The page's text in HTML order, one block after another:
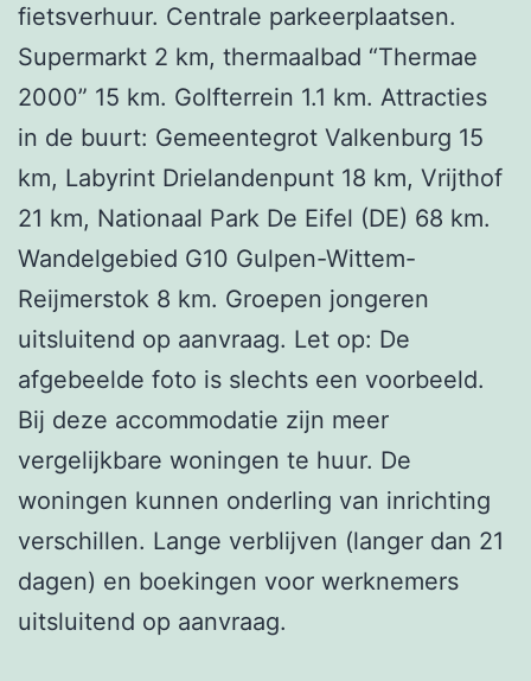
fietsverhuur. Centrale parkeerplaatsen.
Supermarkt 2 km, thermaalbad “Thermae
2000” 15 km. Golfterrein 1.1 km. Attracties
in de buurt: Gemeentegrot Valkenburg 15
km, Labyrint Drielandenpunt 18 km, Vrijthof
21 km, Nationaal Park De Eifel (DE) 68 km.
Wandelgebied G10 Gulpen-Wittem-
Reijmerstok 8 km. Groepen jongeren
uitsluitend op aanvraag. Let op: De
afgebeelde foto is slechts een voorbeeld.
Bij deze accommodatie zijn meer
vergelijkbare woningen te huur. De
woningen kunnen onderling van inrichting
verschillen. Lange verblijven (langer dan 21
dagen) en boekingen voor werknemers
uitsluitend op aanvraag.